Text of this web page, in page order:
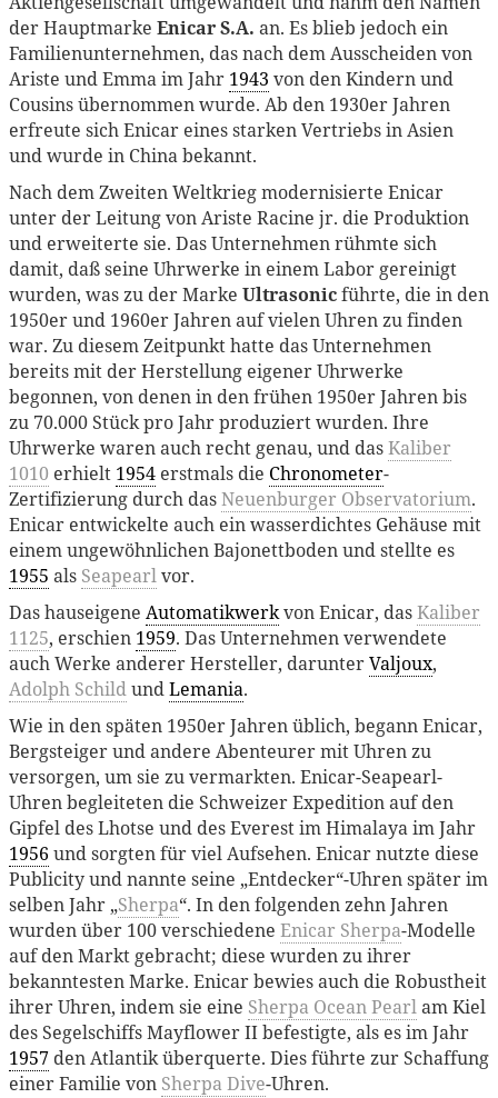
der Hauptmarke Enicar S.A. an. Es blieb jedoch ein
Familienunternehmen, das nach dem Ausscheiden von
Ariste und Emma im Jahr 1943 von den Kindern und
Cousins übernommen wurde. Ab den 1930er Jahren
erfreute sich Enicar eines starken Vertriebs in Asien
und wurde in China bekannt.
Nach dem Zweiten Weltkrieg modernisierte Enicar
unter der Leitung von Ariste Racine jr. die Produktion
und erweiterte sie. Das Unternehmen rühmte sich
damit, daß seine Uhrwerke in einem Labor gereinigt
wurden, was zu der Marke Ultrasonicführte, die in den
1950er und 1960er Jahren auf vielen Uhren zu finden
war. Zu diesem Zeitpunkt hatte das Unternehmen
bereits mit der Herstellung eigener Uhrwerke
begonnen, von denen in den frühen 1950er Jahren bis
zu 70.000 Stück pro Jahr produziert wurden. Ihre
Uhrwerke waren auch recht genau, und dasKaliber
1010 erhielt 1954 erstmals die Chronometer-
Zertifizierung durch dasNeuenburger Observatorium.
Enicar entwickelte auch ein wasserdichtes Gehäuse mit
einem ungewöhnlichen Bajonettboden und stellte es
1955 als Seapearlvor.
Das hauseigene Automatikwerkvon Enicar, dasKaliber
1125, erschien 1959. Das Unternehmen verwendete
auch Werke anderer Hersteller, darunterValjoux,
Adolph SchildundLemania.
Wie in den späten 1950er Jahren üblich, begann Enicar,
Bergsteiger und andere Abenteurer mit Uhren zu
versorgen, um sie zu vermarkten. Enicar-Seapearl-
Uhren begleiteten die Schweizer Expedition auf den
Gipfel des Lhotse und des Everest im Himalaya im Jahr
1956 und sorgten für viel Aufsehen. Enicar nutzte diese
Publicity und nannte seine „Entdecker“-Uhren später im
selben Jahr „Sherpa“. In den folgenden zehn Jahren
wurden über 100 verschiedene Enicar Sherpa-Modelle
auf den Markt gebracht; diese wurden zu ihrer
bekanntesten Marke. Enicar bewies auch die Robustheit
ihrer Uhren, indem sie eine Sherpa Ocean Pearlam Kiel
des Segelschiffs Mayflower II befestigte, als es im Jahr
1957 den Atlantik überquerte. Dies führte zur Schaffung
einer Familie von Sherpa Dive-Uhren.